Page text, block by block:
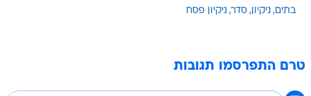
בתים ניקיון סדר ניקיון פסח
טרם התפרסמו תגובות